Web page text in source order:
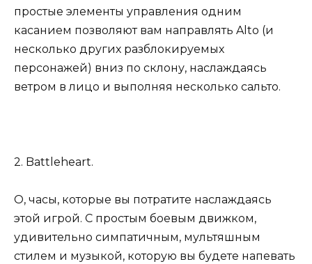
простые элементы управления одним
касанием позволяют вам направлять Alto (и
несколько других разблокируемых
персонажей) вниз по склону, наслаждаясь
ветром в лицо и выполняя несколько сальто.
2. Battleheart.
О, часы, которые вы потратите наслаждаясь
этой игрой. С простым боевым движком,
удивительно симпатичным, мультяшным
стилем и музыкой, которую вы будете напевать